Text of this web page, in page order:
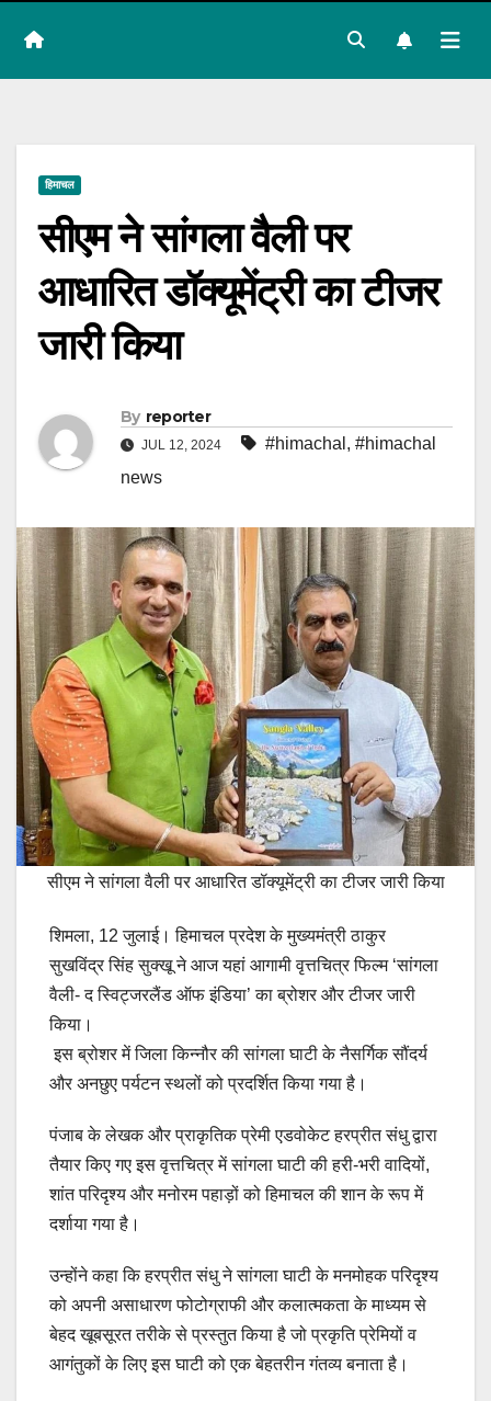
हिमाचल
सीएम ने सांगला वैली पर
आधारित डॉक्यूमेंट्री का टीजर
जारी किया
By reporter
JUL 12, 2024 #himachal , #himachal
news
सीएम ने सांगला वैली पर आधारित डॉक्यूमेंट्री का टीजर जारी किया
शिमला, 12 जुलाई। हिमाचल प्रदेश के मुख्यमंत्री ठाकुर
सुखविंद्र सिंह सुक्खू ने आज यहां आगामी वृत्तचित्र फिल्म ‘सांगला
वैली- द स्विट्जरलैंड ऑफ इंडिया’ का ब्रोशर और टीजर जारी
किया।
इस ब्रोशर में जिला किन्नौर की सांगला घाटी के नैसर्गिक सौंदर्य
और अनछुए पर्यटन स्थलों को प्रदर्शित किया गया है।
पंजाब के लेखक और प्राकृतिक प्रेमी एडवोकेट हरप्रीत संधु द्वारा
तैयार किए गए इस वृत्तचित्र में सांगला घाटी की हरी-भरी वादियों,
शांत परिदृश्य और मनोरम पहाड़ों को हिमाचल की शान के रूप में
दर्शाया गया है।
उन्होंने कहा कि हरप्रीत संधु ने सांगला घाटी के मनमोहक परिदृश्य
को अपनी असाधारण फोटोग्राफी और कलात्मकता के माध्यम से
बेहद खूबसूरत तरीके से प्रस्तुत किया है जो प्रकृति प्रेमियों व
आगंतुकों के लिए इस घाटी को एक बेहतरीन गंतव्य बनाता है।